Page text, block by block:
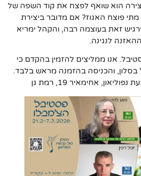
הוא שואף לפצח את קוד השפה של
מתי פוצח האגוז? אם מדובר ביצירת
זאת בעוצמה רבה, והקהל ימריא
לנגינה.
אנו ממליצים להזמין בהקדם כי
והכניסה בהזמנה מראש בלבד.
אחימאיר 19, רמת גן